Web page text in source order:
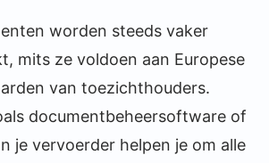
worden steeds vaker
mits ze voldoen aan Europese
van toezichthouders.
documentbeheersoftware of
je vervoerder helpen je om alle